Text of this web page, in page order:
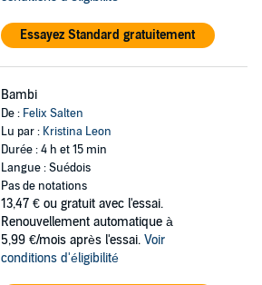
Essayez Standard gratuitement
Bambi
De : Felix Salten
Lu par : Kristina Leon
Durée : 4 h et 15 min
Langue : Suédois
Pas de notations
13,47 € ou gratuit avec l'essai.
Renouvellement automatique à
5,99 €/mois après l'essai. Voir
conditions d'éligibilité